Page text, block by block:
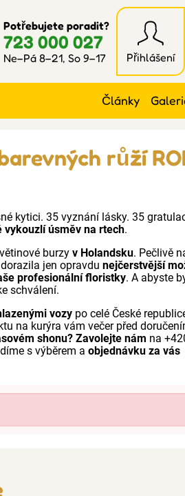
Potřebujete poradit?
723 000 027
Ne–Pá 8–21, So 9–17 Přihlášení
Články
růží
kytici. 35 vyznání lásky. 35
vykouzlí úsměv na rtech.
burzyv Holandsku. Pečlivě
jen opravdunejčerstvější
profesionální floristky. A abyste
schválení.
vozy po celé České
na kurýra vám večer před
shonu? Zavolejte nám na
s výběrem aobjednávku za vás